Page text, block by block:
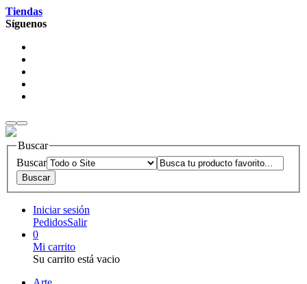
Tiendas
Síguenos
Buscar
Buscar
Iniciar sesión
PedidosSalir
0
Mi carrito
Su carrito está vacio